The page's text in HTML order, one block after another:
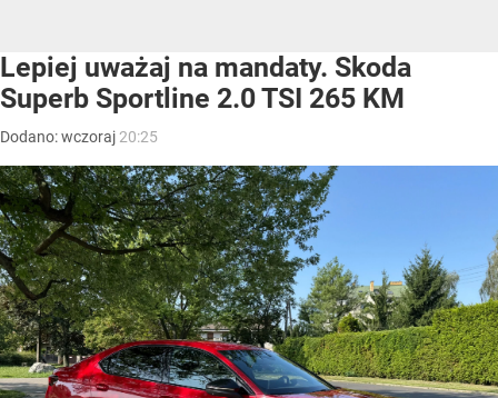
Lepiej uważaj na mandaty. Skoda
Superb Sportline 2.0 TSI 265 KM
Dodano:wczoraj 20:25